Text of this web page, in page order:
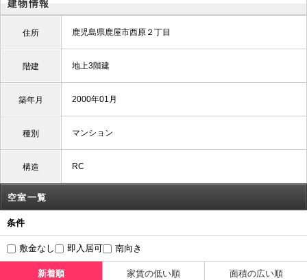
建物情報
住所 鹿児島県鹿屋市西原２丁目
階建 地上3階建
築年月 2000年01月
種別 マンション
構造 RC
空室一覧
条件
敷金なし 即入居可 南向き
新着順 家賃の低い順 面積の広い順